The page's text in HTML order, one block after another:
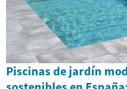
Piscinas de jardín